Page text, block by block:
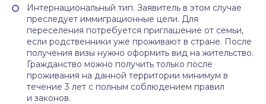
Интернациональный тип. Заявитель в этом случае
преследует иммиграционные цели. Для
переселения потребуется приглашение от семьи,
если родственники уже проживают в стране. После
получения визы нужно оформить вид на жительство.
Гражданство можно получить только после
проживания на данной территории минимум в
течение 3 лет с полным соблюдением правил
и законов.